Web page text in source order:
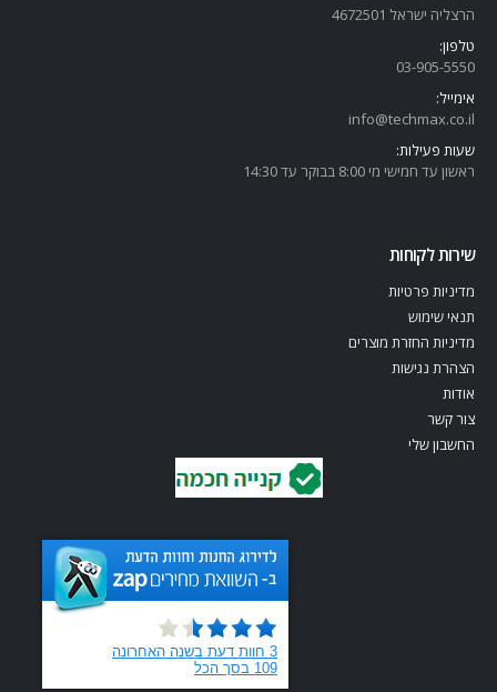
הרצליה ישראל 4672501
טלפון:
03-905-5550
אימייל:
info@techmax.co.il
שעות פעילות:
ראשון עד חמישי מי 8:00 בבוקר עד 14:30
שירות לקוחות
מדיניות פרטיות
תנאי שימוש
מדיניות החזרת מוצרים
הצהרת נגישות
אודות
צור קשר
החשבון שלי